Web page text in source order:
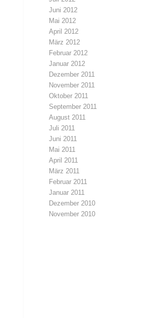
Juni 2012
Mai 2012
April 2012
März 2012
Februar 2012
Januar 2012
Dezember 2011
November 2011
Oktober 2011
September 2011
August 2011
Juli 2011
Juni 2011
Mai 2011
April 2011
März 2011
Februar 2011
Januar 2011
Dezember 2010
November 2010